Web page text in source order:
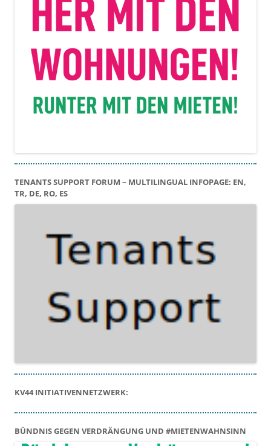
TENANTS SUPPORT FORUM – MULTILINGUAL INFOPAGE: EN,
TR, DE, RO, ES
KV44 INITIATIVENNETZWERK:
BÜNDNIS GEGEN VERDRÄNGUNG UND #MIETENWAHNSINN